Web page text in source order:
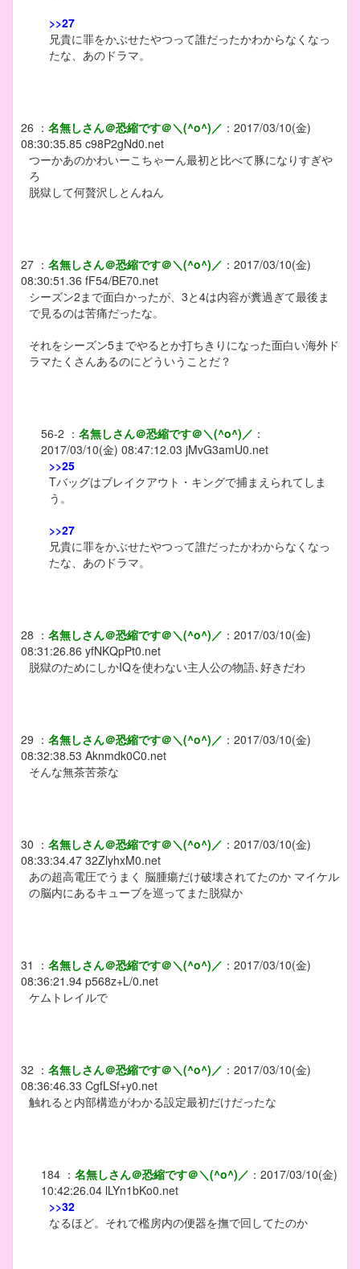
>>27
兄貴に罪をかぶせたやつって誰だったかわからなくなっ
たな、あのドラマ。
26 ： 名無しさん＠恐縮です＠＼(^o^)／ ： 2017/03/10(金)
08:30:35.85 c98P2gNd0.net
つーかあのかわいーこちゃーん最初と比べて豚になりすぎや
ろ
脱獄して何贅沢しとんねん
27 ： 名無しさん＠恐縮です＠＼(^o^)／ ： 2017/03/10(金)
08:30:51.36 fF54/BE70.net
シーズン2まで面白かったが、3と4は内容が糞過ぎて最後ま
で見るのは苦痛だったな。
それをシーズン5までやるとか打ちきりになった面白い海外ド
ラマたくさんあるのにどういうことだ？
56-2 ： 名無しさん＠恐縮です＠＼(^o^)／ ：
2017/03/10(金) 08:47:12.03 jMvG3amU0.net
>>25
Tバッグはブレイクアウト・キングで捕まえられてしま
う。
>>27
兄貴に罪をかぶせたやつって誰だったかわからなくなっ
たな、あのドラマ。
28 ： 名無しさん＠恐縮です＠＼(^o^)／ ： 2017/03/10(金)
08:31:26.86 yfNKQpPt0.net
脱獄のためにしかIQを使わない主人公の物語､好きだわ
29 ： 名無しさん＠恐縮です＠＼(^o^)／ ： 2017/03/10(金)
08:32:38.53 Aknmdk0C0.net
そんな無茶苦茶な
30 ： 名無しさん＠恐縮です＠＼(^o^)／ ： 2017/03/10(金)
08:33:34.47 32ZlyhxM0.net
あの超高電圧でうまく 脳腫瘍だけ破壊されてたのか マイケル
の脳内にあるキューブを巡ってまた脱獄か
31 ： 名無しさん＠恐縮です＠＼(^o^)／ ： 2017/03/10(金)
08:36:21.94 p568z+L/0.net
ケムトレイルで
32 ： 名無しさん＠恐縮です＠＼(^o^)／ ： 2017/03/10(金)
08:36:46.33 CgfLSf+y0.net
触れると内部構造がわかる設定最初だけだったな
184 ： 名無しさん＠恐縮です＠＼(^o^)／ ： 2017/03/10(金)
10:42:26.04 lLYn1bKo0.net
>>32
なるほど。それで檻房内の便器を撫で回してたのか